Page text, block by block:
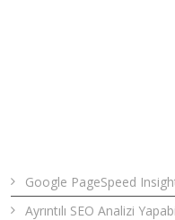
Google PageSpeed
Ayrıntılı SEO Analizi